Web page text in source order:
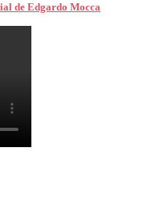
de Edgardo Mocca